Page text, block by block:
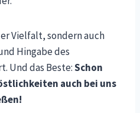
Vielfalt, sondern auch
Hingabe des
Und das Beste:Schon
auch bei uns